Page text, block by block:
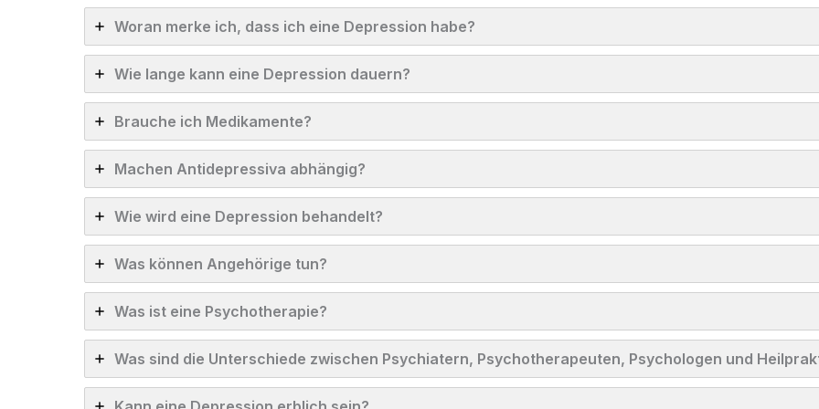
Woran merke ich, dass ich eine Depression habe?
Wie lange kann eine Depression dauern?
Brauche ich Medikamente?
Machen Antidepressiva abhängig?
Wie wird eine Depression behandelt?
Was können Angehörige tun?
Was ist eine Psychotherapie?
Was sind die Unterschiede zwischen Psychiatern, Psychotherapeuten, Psychologen und